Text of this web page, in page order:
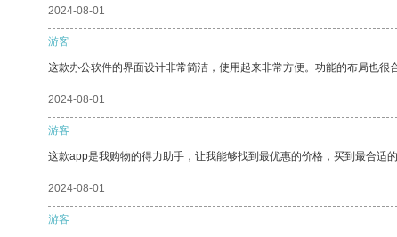
2024-08-01
游客
这款办公软件的界面设计非常简洁，使用起来非常方便。功能的布局也很
2024-08-01
游客
这款app是我购物的得力助手，让我能够找到最优惠的价格，买到最合适的
2024-08-01
游客